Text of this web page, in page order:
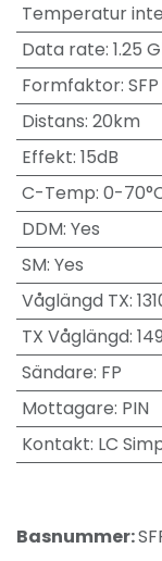
Temperatur
Data rate: 1.25
Formfaktor: SFP
Distans: 20km
Effekt: 15dB
C-Temp: 0-
DDM: Yes
SM: Yes
Våglängd TX:
TX Våglängd:
Sändare: FP
Mottagare: PIN
Kontakt: LC
Basnummer: